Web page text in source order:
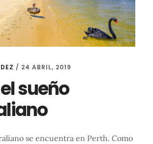
/ 24 ABRIL, 2019
sueño
se encuentra en Perth. Como